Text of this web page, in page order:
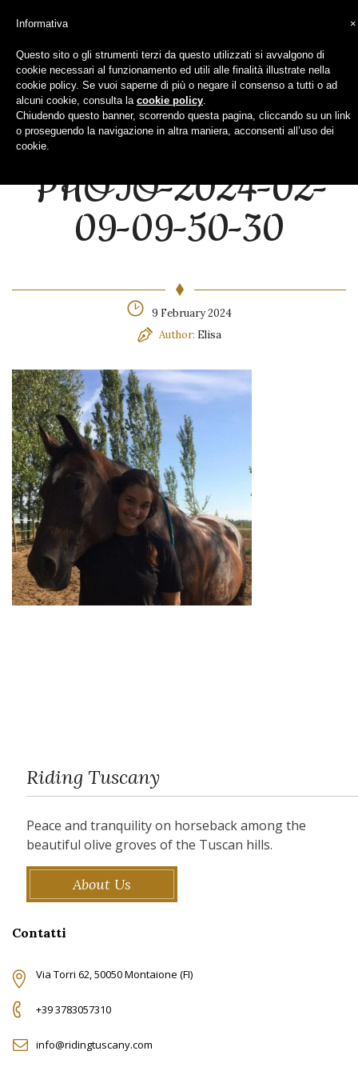
CATEGORIES
PHOTO-2024-02-
09-09-50-30
9 February 2024
Author: Elisa
Riding Tuscany
Peace and tranquility on horseback among the
beautiful olive groves of the Tuscan hills.
About Us
Contatti
Via Torri 62, 50050 Montaione (FI)
+39 3783057310
info@ridingtuscany.com
×
Informativa
Questo sito o gli strumenti terzi da questo utilizzati si avvalgono di
cookie necessari al funzionamento ed utili alle finalità illustrate nella
cookie policy. Se vuoi saperne di più o negare il consenso a tutti o ad
alcuni cookie, consulta la cookie policy
Chiudendo questo banner, scorrendo questa pagina, cliccando su un link
o proseguendo la navigazione in altra maniera, acconsenti all’uso dei
cookie.